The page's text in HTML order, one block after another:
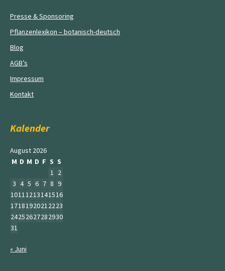
Presse & Sponsoring
Pflanzenlexikon – botanisch-deutsch
Blog
AGB’s
Impressum
Kontakt
Kalender
August 2026
M D M D F S S
1 2
3 4 5 6 7 8 9
10111213141516
17181920212223
24252627282930
31
« Juni